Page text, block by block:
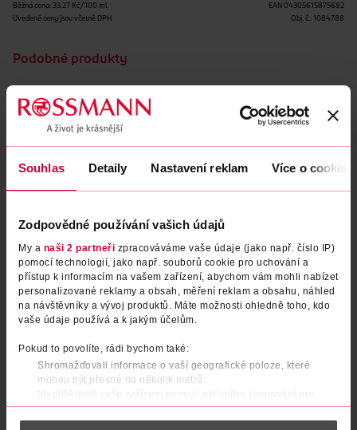
Souhlas Detaily Nastavení reklam Více o cookies
Zodpovědné používání vašich údajů
My a naši 2 partneři zpracováváme vaše údaje (jako např. číslo IP)
pomocí technologií, jako např. souborů cookie pro uchování a
přístup k informacím na vašem zařízení, abychom vám mohli nabízet
personalizované reklamy a obsah, měření reklam a obsahu, náhled
na návštěvníky a vývoj produktů. Máte možnosti ohledně toho, kdo
vaše údaje používá a k jakým účelům.
Pokud to povolíte, rádi bychom také:
Shromažďovali informace o vaší geografické poloze, které
mohou být přesné na několik metrů
Identifikovali vaše zařízení pomocí aktivního skenování pro
konkrétní charakteristiky (otisk prstu)
Zjistěte více o tom, jak zpracováváme vaše osobní údaje, a nastavte
Běžná cena: 33.27 Kč/100 ml
Uvedené ceny jsou včetně DPH
EAN 04305615875682
Obj. č.: 1084788
Podobné produkty
Pěnové tužidlo Curlz Curling
DO KOŠÍKU